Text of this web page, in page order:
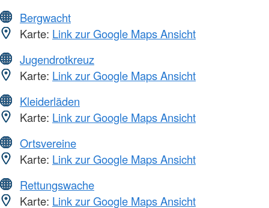
Bergwacht
Karte: Link zur Google Maps Ansicht
Jugendrotkreuz
Karte: Link zur Google Maps Ansicht
Kleiderläden
Karte: Link zur Google Maps Ansicht
Ortsvereine
Karte: Link zur Google Maps Ansicht
Rettungswache
Karte: Link zur Google Maps Ansicht